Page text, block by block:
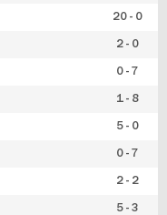
20 - 0
2 - 0
0 - 7
1 - 8
5 - 0
0 - 7
2 - 2
5 - 3